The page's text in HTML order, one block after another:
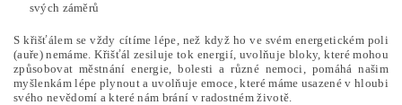
svých záměrů
S křišťálem se vždy cítíme lépe, než když ho ve svém energetickém poli
(auře) nemáme. Křišťál zesiluje tok energií, uvolňuje bloky, které mohou
způsobovat městnání energie, bolesti a různé nemoci, pomáhá našim
myšlenkám lépe plynout a uvolňuje emoce, které máme usazené v hloubi
svého nevědomí a které nám brání v radostném životě.